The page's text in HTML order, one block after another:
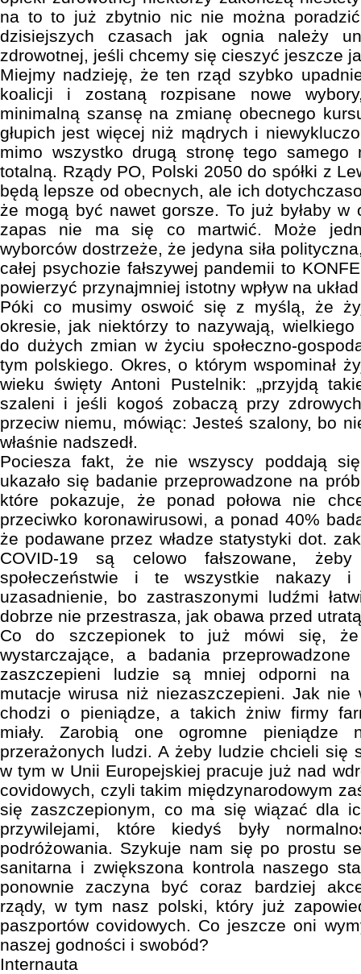
na to to już zbytnio nic nie można
dzisiejszych czasach jak ognia należy
zdrowotnej, jeśli chcemy się cieszyć jeszcze
Miejmy nadzieję, że ten rząd szybko
koalicji i zostaną rozpisane nowe
minimalną szansę na zmianę obecnego
głupich jest więcej niż mądrych i
mimo wszystko drugą stronę tego samego
totalną. Rządy PO, Polski 2050 do spółki z
będą lepsze od obecnych, ale ich
że mogą być nawet gorsze. To już byłaby
zapas nie ma się co martwić. Może
wyborców dostrzeże, że jedyna siła
całej psychozie fałszywej pandemii to
powierzyć przynajmniej istotny wpływ na
Póki co musimy oswoić się z myślą, że
okresie, jak niektórzy to nazywają,
do dużych zmian w życiu społeczno-
tym polskiego. Okres, o którym wspominał
wieku święty Antoni Pustelnik: „przyjdą
szaleni i jeśli kogoś zobaczą przy
przeciw niemu, mówiąc: Jesteś szalony, bo
właśnie nadszedł.
Pociesza fakt, że nie wszyscy poddają
ukazało się badanie przeprowadzone na
które pokazuje, że ponad połowa nie
przeciwko koronawirusowi, a ponad 40%
że podawane przez władze statystyki dot.
COVID-19 są celowo fałszowane,
społeczeństwie i te wszystkie nakazy
uzasadnienie, bo zastraszonymi ludźmi
dobrze nie przestrasza, jak obawa przed
Co do szczepionek to już mówi się,
wystarczające, a badania
zaszczepieni ludzie są mniej odporni na
mutacje wirusa niż niezaszczepieni. Jak
chodzi o pieniądze, a takich żniw firmy
miały. Zarobią one ogromne pieniądze
przerażonych ludzi. A żeby ludzie chcieli się
w tym w Unii Europejskiej pracuje już nad
covidowych, czyli takim międzynarodowym
się zaszczepionym, co ma się wiązać dla
przywilejami, które kiedyś były
podróżowania. Szykuje nam się po prostu
sanitarna i zwiększona kontrola naszego
ponownie zaczyna być coraz bardziej
rządy, w tym nasz polski, który już
paszportów covidowych. Co jeszcze oni
naszej godności i swobód?
Internauta